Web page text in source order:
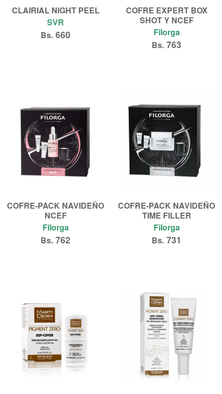
CLAIRIAL NIGHT PEEL
SVR
Bs. 660
COFRE EXPERT BOX
SHOT Y NCEF
Filorga
Bs. 763
COFRE-PACK NAVIDEÑO
NCEF
Filorga
Bs. 762
COFRE-PACK NAVIDEÑO
TIME FILLER
Filorga
Bs. 731